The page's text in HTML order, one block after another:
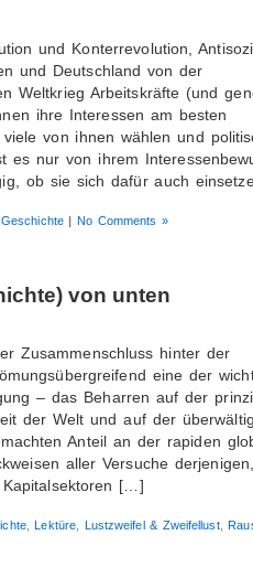
und Konterrevolution,
und Deutschland von der
Weltkrieg Arbeitskräfte (und
ihre Interessen am besten
von ihnen wählen und
es nur von ihrem
ob sie sich dafür auch
| No Comments »
von unten
Zusammenschluss hinter der
eine der
– das Beharren auf der
der Welt und auf der
Anteil an der rapiden
aller Versuche
[…]
,Lektüre Lustzweifel & Zweifellust,